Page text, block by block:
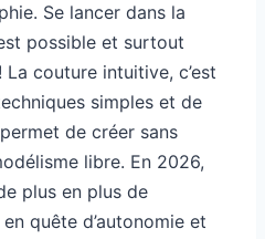
Se lancer dans la
possible et surtout
couture intuitive, c’est
simples et de
de créer sans
libre. En 2026,
plus en plus de
quête d’autonomie et